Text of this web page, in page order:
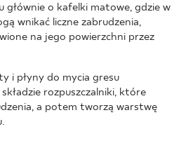
głównie o kafelki matowe, gdzie w
wnikać liczne zabrudzenia,
na jego powierzchni przez
i płyny do mycia gresu
rozpuszczalniki, które
a potem tworzą warstwę